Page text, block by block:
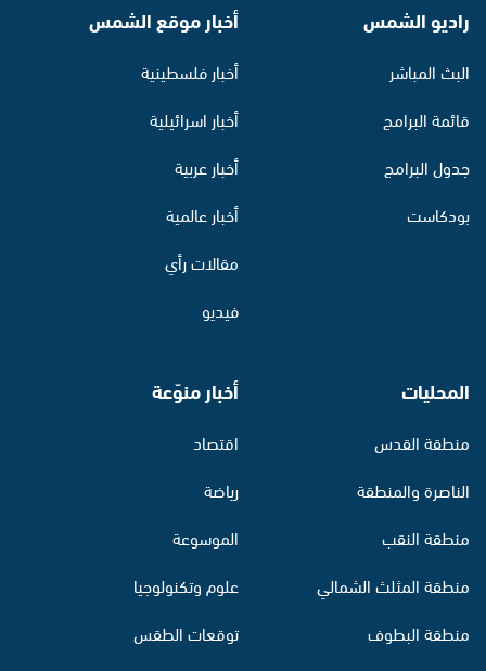
راديو الشمس
البث المباشر
قائمة البرامج
جدول البرامج
بودكاست
أخبار موقع الشمس
أخبار فلسطينية
أخبار اسرائيلية
أخبار عربية
أخبار عالمية
مقالات رأي
فيديو
المحليات
منطقة القدس
الناصرة والمنطقة
منطقة النقب
منطقة المثلث الشمالي
منطقة البطوف
أخبار منوّعة
اقتصاد
رياضة
الموسوعة
علوم وتكنولوجيا
توقعات الطقس